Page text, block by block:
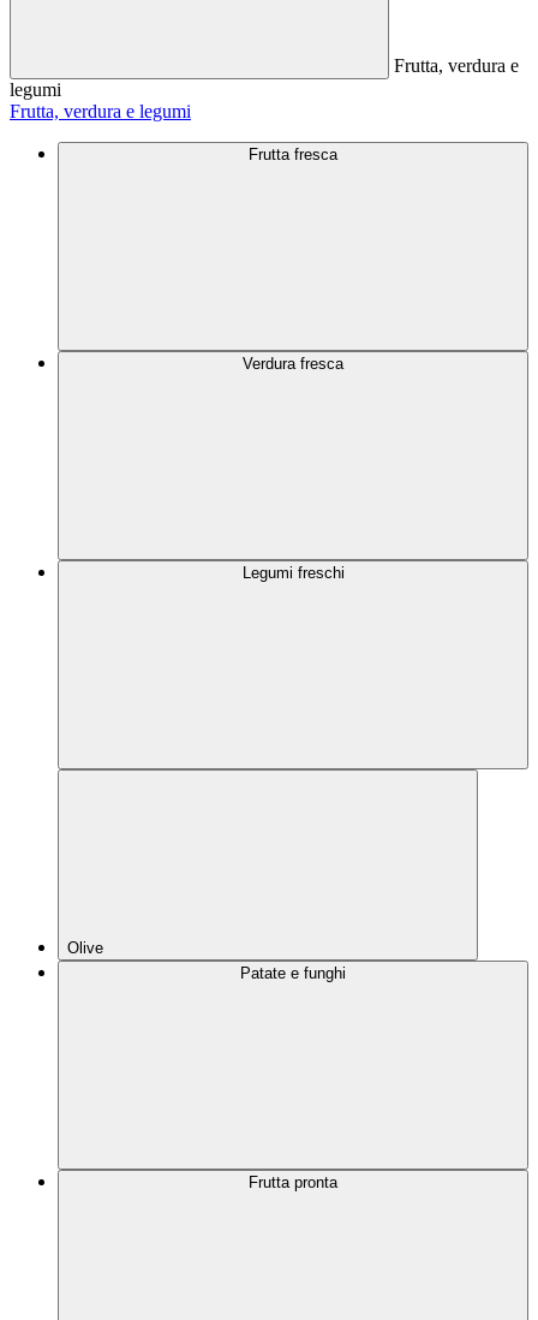
Frutta, verdura e
legumi
Frutta, verdura e legumi
Frutta fresca
Verdura fresca
Legumi freschi
Olive
Patate e funghi
Frutta pronta